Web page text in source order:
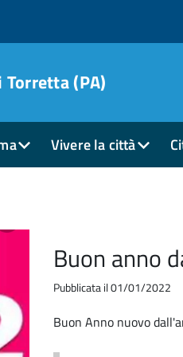
Torretta (PA)
Vivere la città
Buon anno
Pubblicata il 01/01/2022
Buon Anno nuovo